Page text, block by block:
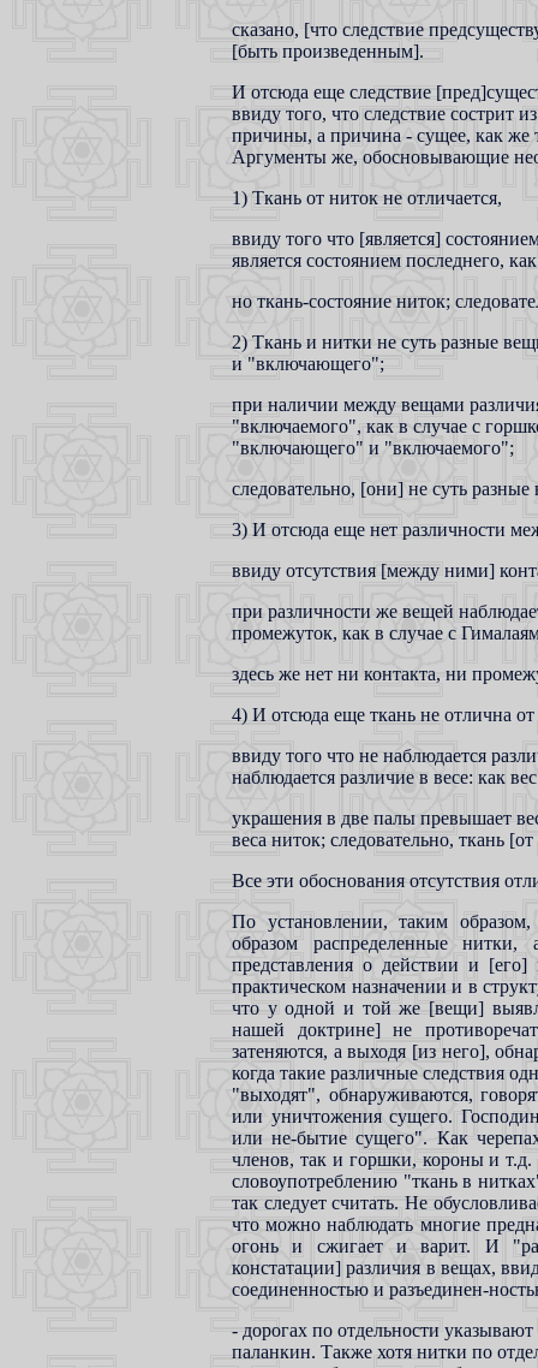
сказано, [что следствие
[быть произведенным].
И отсюда еще следствие
ввиду того, что следствие сострит
причины, а причина - сущее, как же
Аргументы же, обосновывающие
1) Ткань от ниток не отличается,
ввиду того что [является]
является состоянием последнего,
но ткань-состояние ниток;
2) Ткань и нитки не суть разные
и "включающего";
при наличии между вещами
"включаемого", как в случае с
"включающего" и "включаемого";
следовательно, [они] не суть
3) И отсюда еще нет различности
ввиду отсутствия [между ними]
при различности же вещей
промежуток, как в случае с
здесь же нет ни контакта, ни
4) И отсюда еще ткань не отлична
ввиду того что не наблюдается
наблюдается различие в весе: как вес
украшения в две палы превышает
веса ниток; следовательно, ткань
Все эти обоснования отсутствия
По установлении, таким
образом распределенные
представления о действии и
практическом назначении и в
что у одной и той же [вещи]
нашей доктрине] не
затеняются, а выходя [из него],
когда такие различные следствия
"выходят", обнаруживаются,
или уничтожения сущего.
или нe-бытие сущего". Как
членов, так и горшки, короны и
словоупотреблению "ткань в
так следует считать. Не
что можно наблюдать многие
огонь и сжигает и варит. И
констатации] различия в вещах,
соединенностью и разъединен-
- дорогах по отдельности
паланкин. Также хотя нитки по